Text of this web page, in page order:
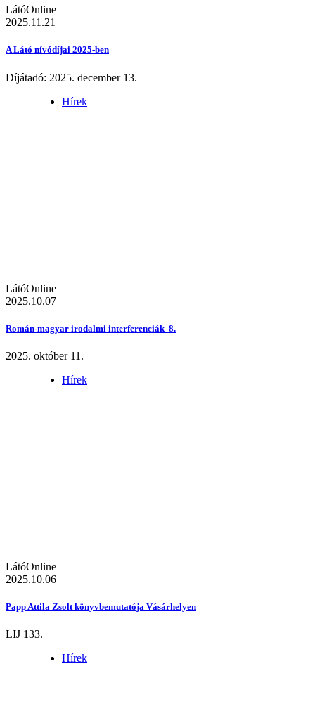
LátóOnline
2025.11.21
A Látó nívódíjai 2025-ben
Díjátadó: 2025. december 13.
Hírek
LátóOnline
2025.10.07
Román-magyar irodalmi interferenciák 8.
2025. október 11.
Hírek
LátóOnline
2025.10.06
Papp Attila Zsolt könyvbemutatója Vásárhelyen
LIJ 133.
Hírek